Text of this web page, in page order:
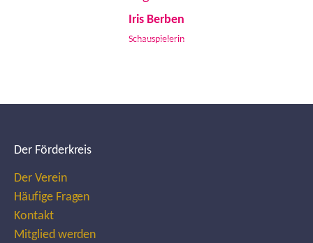
Iris Berben
Schauspielerin
Der Förderkreis
Der Verein
Häufige Fragen
Kontakt
Mitglied werden